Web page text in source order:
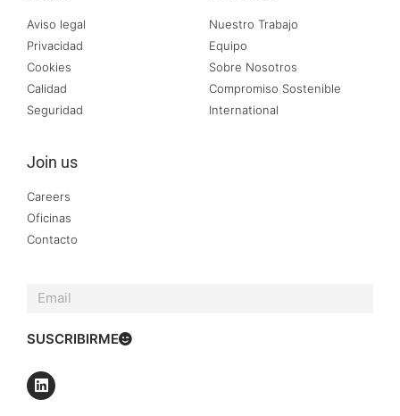
Aviso legal
Privacidad
Cookies
Calidad
Seguridad
Nuestro Trabajo
Equipo
Sobre Nosotros
Compromiso Sostenible
International
Join us
Careers
Oficinas
Contacto
SUSCRIBIRME